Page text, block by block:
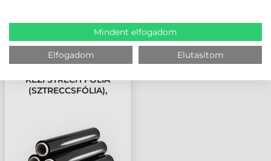
LEGUTÓBB MEGTEKINTETT TERMÉKEK
KÉZI STRECH FÓLIA
(SZTRECCSFÓLIA),
Mindent elfogadom
Elfogadom Elutasítom